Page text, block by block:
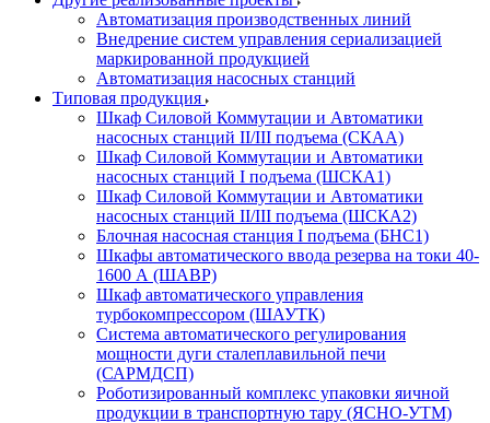
Автоматизация производственных линий
Внедрение систем управления сериализацией
маркированной продукцией
Автоматизация насосных станций
Типовая продукция
Шкаф Силовой Коммутации и Автоматики
насосных станций II/III подъема (СКАА)
Шкаф Силовой Коммутации и Автоматики
насосных станций I подъема (ШСКА1)
Шкаф Силовой Коммутации и Автоматики
насосных станций II/III подъема (ШСКА2)
Блочная насосная станция I подъема (БНС1)
Шкафы автоматического ввода резерва на токи 40-
1600 А (ШАВР)
Шкаф автоматического управления
турбокомпрессором (ШАУТК)
Система автоматического регулирования
мощности дуги сталеплавильной печи
(САРМДСП)
Роботизированный комплекс упаковки яичной
продукции в транспортную тару (ЯСНО-УТМ)